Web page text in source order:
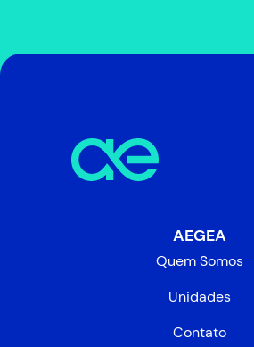
AEGEA
Quem Somos
Unidades
Contato